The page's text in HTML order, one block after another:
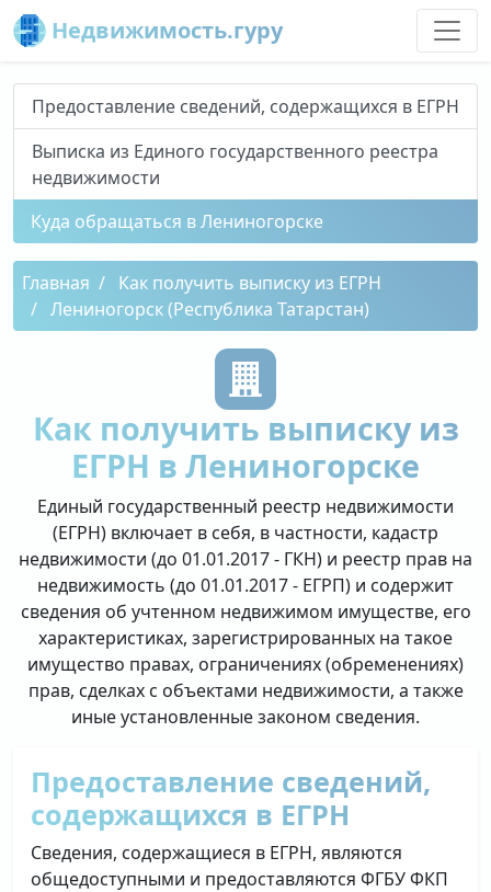
Недвижимость.гуру
Предоставление сведений, содержащихся в ЕГРН
Выписка из Единого государственного реестра
недвижимости
Куда обращаться в Лениногорске
Главная
Как получить выписку из ЕГРН
Лениногорск (Республика Татарстан)
Как получить выписку из
ЕГРН в Лениногорске
Единый государственный реестр недвижимости
(ЕГРН) включает в себя, в частности, кадастр
недвижимости (до 01.01.2017 - ГКН) и реестр прав на
недвижимость (до 01.01.2017 - ЕГРП) и содержит
сведения об учтенном недвижимом имуществе, его
характеристиках, зарегистрированных на такое
имущество правах, ограничениях (обременениях)
прав, сделках с объектами недвижимости, а также
иные установленные законом сведения.
Предоставление сведений,
содержащихся в ЕГРН
Сведения, содержащиеся в ЕГРН, являются
общедоступными и предоставляются ФГБУ ФКП